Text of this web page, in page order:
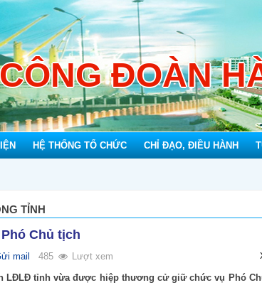
CÔNG ĐOÀN
HỆ THỐNG TỔ CHỨC CHỈ ĐẠO, ĐIỀU HÀNH
TỈNH
Chủ tịch
mail 485 Lượt xem
LĐLĐ tỉnh vừa được hiệp thương cử giữ chức vụ Phó